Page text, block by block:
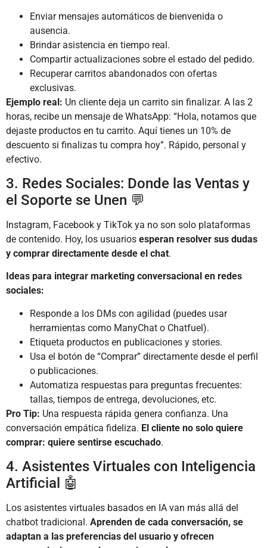
Enviar mensajes automáticos de bienvenida o
ausencia.
Brindar asistencia en tiempo real.
Compartir actualizaciones sobre el estado del pedido.
Recuperar carritos abandonados con ofertas
exclusivas.
Ejemplo real: Un cliente deja un carrito sin finalizar. A las 2
horas, recibe un mensaje de WhatsApp: “Hola, notamos que
dejaste productos en tu carrito. Aquí tienes un 10% de
descuento si finalizas tu compra hoy”. Rápido, personal y
efectivo.
3. Redes Sociales: Donde las Ventas y
el Soporte se Unen 💬
Instagram, Facebook y TikTok ya no son solo plataformas
de contenido. Hoy, los usuarios esperan resolver sus dudas
y comprar directamente desde el chat.
Ideas para integrar marketing conversacional en redes
sociales:
Responde a los DMs con agilidad (puedes usar
herramientas como ManyChat o Chatfuel).
Etiqueta productos en publicaciones y stories.
Usa el botón de “Comprar” directamente desde el perfil
o publicaciones.
Automatiza respuestas para preguntas frecuentes:
tallas, tiempos de entrega, devoluciones, etc.
Pro Tip: Una respuesta rápida genera confianza. Una
conversación empática fideliza. El cliente no solo quiere
comprar: quiere sentirse escuchado.
4. Asistentes Virtuales con Inteligencia
Artificial 🤖
Los asistentes virtuales basados en IA van más allá del
chatbot tradicional. Aprenden de cada conversación, se
adaptan a las preferencias del usuario y ofrecen